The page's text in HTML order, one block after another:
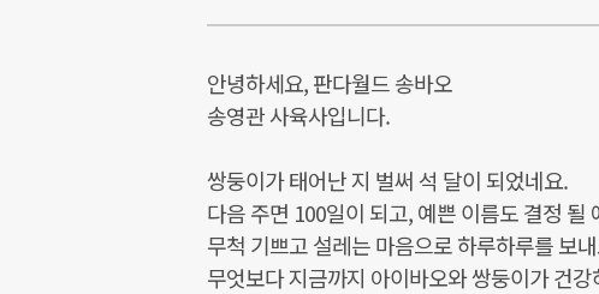
안녕하세요, 판다월드 송바오
송영관 사육사입니다.
쌍둥이가 태어난 지 벌써 석 달이 되었네요.
다음 주면 100일이 되고, 예쁜 이름도 결정 될
무척 기쁘고 설레는 마음으로 하루하루를 보
무엇보다 지금까지 아이바오와 쌍둥이가 건